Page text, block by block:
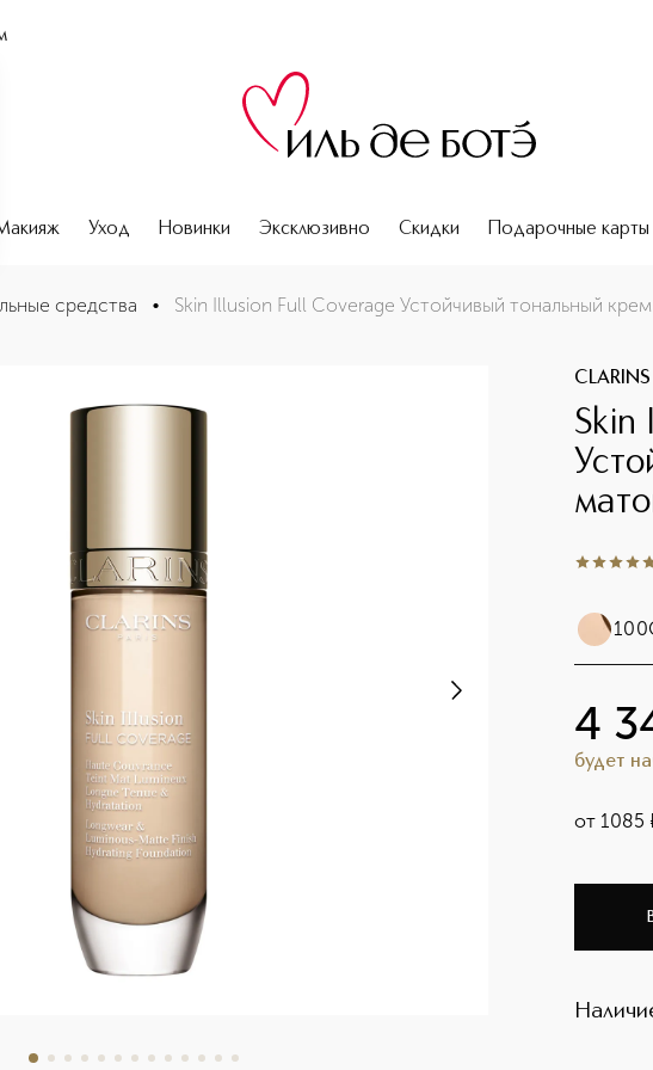
Уход Новинки Эксклюзивно Скидки Подарочные карты
крем с матовым эффектом
средства • Skin Illusion Full Coverage Устойчивый тональный
CLARINS
Skin
5из 510
4
будет
от 1085